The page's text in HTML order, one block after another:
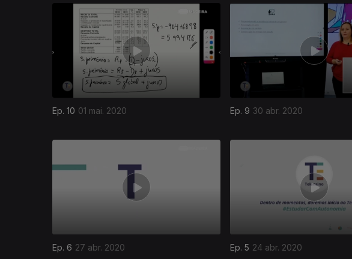
Ep. 10 01 mai. 2020 Ep. 9 30 abr. 2020
Ep. 6 27 abr. 2020 Ep. 5 24 abr. 2020